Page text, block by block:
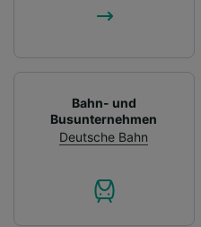
Bahn- und
Busunternehmen
Deutsche Bahn